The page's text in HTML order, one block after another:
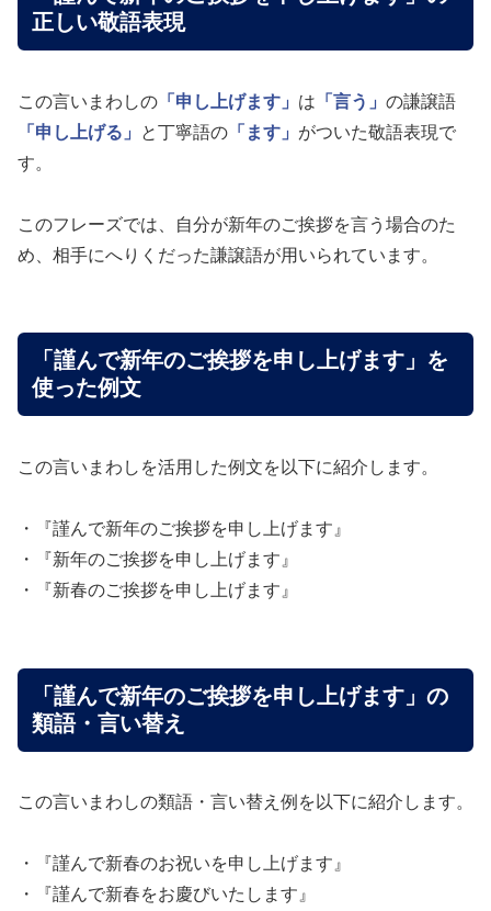
正しい敬語表現
この言いまわしの 「申し上げます」 は 「言う」 の謙譲語
「申し上げる」
と丁寧語の 「ます」 がついた敬語表現で
す。
このフレーズでは、自分が新年のご挨拶を言う場合のた
め、相手にへりくだった謙譲語が用いられています。
「謹んで新年のご挨拶を申し上げます」を
使った例文
この言いまわしを活用した例文を以下に紹介します。
・『謹んで新年のご挨拶を申し上げます』
・『新年のご挨拶を申し上げます』
・『新春のご挨拶を申し上げます』
「謹んで新年のご挨拶を申し上げます」の
類語・言い替え
この言いまわしの類語・言い替え例を以下に紹介します。
・『謹んで新春のお祝いを申し上げます』
・『謹んで新春をお慶びいたします』